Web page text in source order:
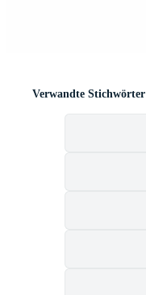
Verwandte Stichwörter